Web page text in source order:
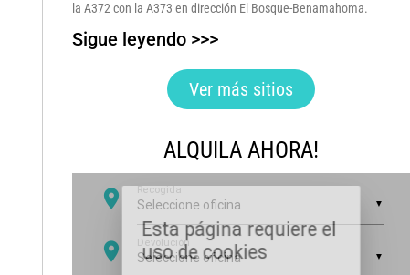
la A372 con la A373 en dirección El Bosque-Benamahoma.
Sigue leyendo >>>
Ver más sitios
ALQUILA AHORA!